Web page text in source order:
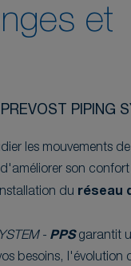
et
PIPING
les mouvements
son
du réseau
- PPSgarantit
besoins, l'évolution